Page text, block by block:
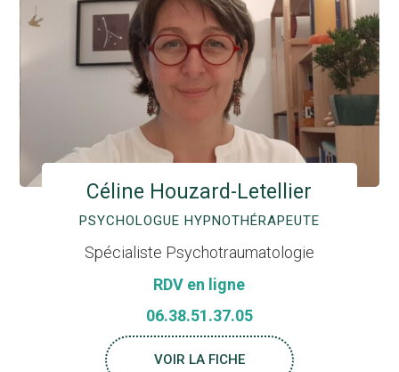
Céline Houzard-Letellier
PSYCHOLOGUE HYPNOTHÉRAPEUTE
Spécialiste Psychotraumatologie
RDV en ligne
06.38.51.37.05
VOIR LA FICHE